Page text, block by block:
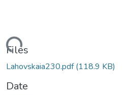
Loading...
Files
Lahovskaia230.pdf(118.9 KB)
Date